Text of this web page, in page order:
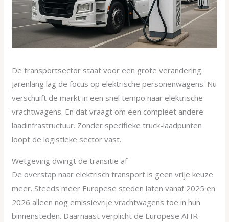
De transportsector staat voor een grote verandering.
Jarenlang lag de focus op elektrische personenwagens. Nu
verschuift de markt in een snel tempo naar elektrische
vrachtwagens. En dat vraagt om een compleet andere
laadinfrastructuur. Zonder specifieke truck-laadpunten
loopt de logistieke sector vast.
Wetgeving dwingt de transitie af
De overstap naar elektrisch transport is geen vrije keuze
meer. Steeds meer Europese steden laten vanaf 2025 en
2026 alleen nog emissievrije vrachtwagens toe in hun
binnensteden. Daarnaast verplicht de Europese AFIR-